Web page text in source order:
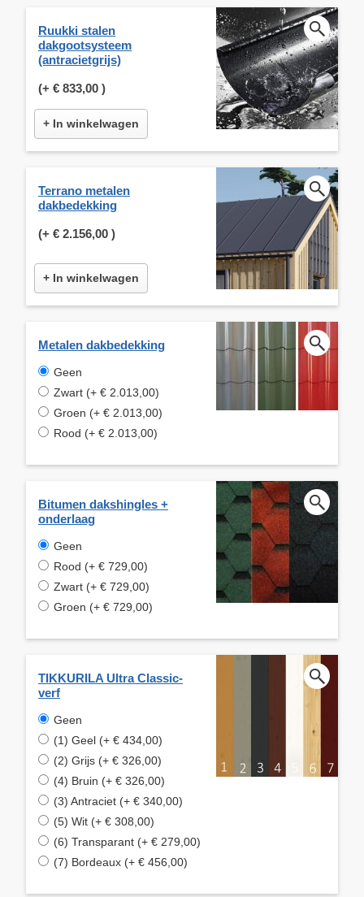
Ruukki stalen
dakgootsysteem
(antracietgrijs)
(+ € 833,00 )
+ In winkelwagen
Terrano metalen
dakbedekking
(+ € 2.156,00 )
+ In winkelwagen
Metalen dakbedekking
Geen
Zwart (+ € 2.013,00)
Groen (+ € 2.013,00)
Rood (+ € 2.013,00)
Bitumen dakshingles +
onderlaag
Geen
Rood (+ € 729,00)
Zwart (+ € 729,00)
Groen (+ € 729,00)
TIKKURILA Ultra Classic-
verf
Geen
(1) Geel (+ € 434,00)
(2) Grijs (+ € 326,00)
(4) Bruin (+ € 326,00)
(3) Antraciet (+ € 340,00)
(5) Wit (+ € 308,00)
(6) Transparant (+ € 279,00)
(7) Bordeaux (+ € 456,00)